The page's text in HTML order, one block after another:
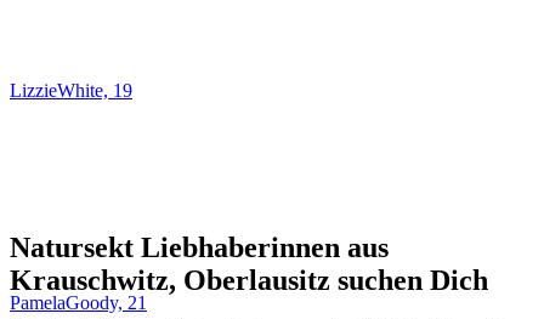
LizzieWhite, 19
PamelaGoody, 21
Natursekt Liebhaberinnen aus
Krauschwitz, Oberlausitz suchen Dich